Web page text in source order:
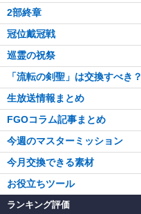
2部終章
冠位戴冠戦
巡霊の祝祭
「流転の剣聖」は交換すべき？
生放送情報まとめ
FGOコラム記事まとめ
今週のマスターミッション
今月交換できる素材
お役立ちツール
ランキング評価